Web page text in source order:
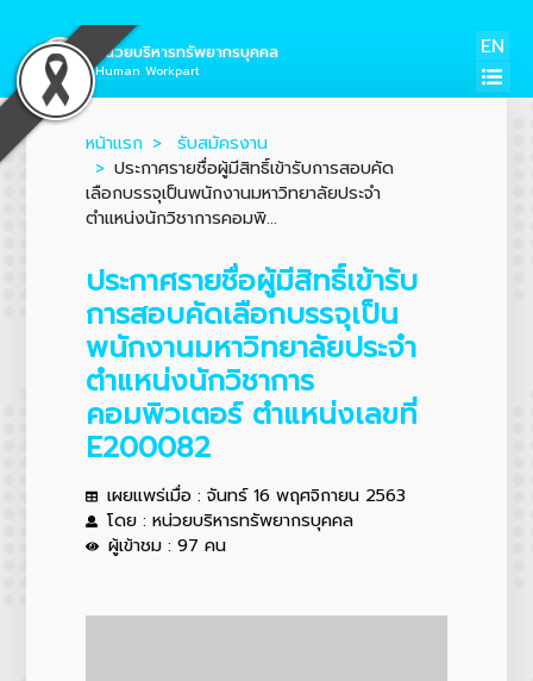
หน่วยบริหารทรัพยากรบุคคล
Human Workpart
EN
หน้าแรก
รับสมัครงาน
ประกาศรายชื่อผู้มีสิทธิ์เข้ารับการสอบคัด
เลือกบรรจุเป็นพนักงานมหาวิทยาลัยประจำ
ตำแหน่งนักวิชาการคอมพิ...
ประกาศรายชื่อผู้มีสิทธิ์เข้ารับ
การสอบคัดเลือกบรรจุเป็น
พนักงานมหาวิทยาลัยประจำ
ตำแหน่งนักวิชาการ
คอมพิวเตอร์ ตำแหน่งเลขที่
E200082
เผยแพร่เมื่อ : จันทร์ 16 พฤศจิกายน 2563
โดย : หน่วยบริหารทรัพยากรบุคคล
ผู้เข้าชม : 97 คน